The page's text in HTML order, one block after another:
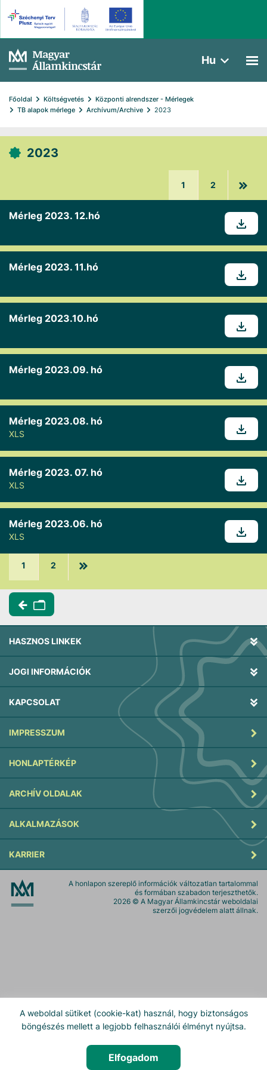
A weboldal sütiket (cookie-kat) használ, hogy biztonságos
böngészés mellett a legjobb felhasználói élményt nyújtsa.
Elfogadom
Hu
Főoldal Költségvetés
Központi alrendszer - Mérlegek
TB alapok mérlege
Archívum/Archive 2023
2023
1 2
Mérleg 2023. 12.hó
Mérleg 2023. 11.hó
Mérleg 2023.10.hó
Mérleg 2023.09. hó
Mérleg 2023.08. hó
XLS
Mérleg 2023. 07. hó
XLS
Mérleg 2023.06. hó
XLS
1 2
HASZNOS LINKEK
JOGI INFORMÁCIÓK
KAPCSOLAT
IMPRESSZUM
HONLAPTÉRKÉP
ARCHÍV OLDALAK
ALKALMAZÁSOK
KARRIER
A honlapon szereplő információk változatlan tartalommal
és formában szabadon terjeszthetők.
2026 © A Magyar Államkincstár weboldalai
szerzői jogvédelem alatt állnak.